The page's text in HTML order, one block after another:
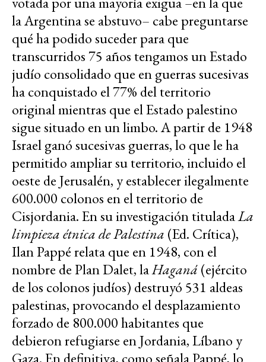
la Argentina se abstuvo– cabe preguntarse
qué ha podido suceder para que
transcurridos 75 años tengamos un Estado
judío consolidado que en guerras sucesivas
ha conquistado el 77% del territorio
original mientras que el Estado palestino
sigue situado en un limbo. A partir de 1948
Israel ganó sucesivas guerras, lo que le ha
permitido ampliar su territorio, incluido el
oeste de Jerusalén, y establecer ilegalmente
600.000 colonos en el territorio de
Cisjordania. En su investigación tituladaLa
limpieza étnica de Palestina (Ed. Crítica),
Ilan Pappé relata que en 1948, con el
nombre de Plan Dalet, laHaganá(ejército
de los colonos judíos) destruyó 531 aldeas
palestinas, provocando el desplazamiento
forzado de 800.000 habitantes que
debieron refugiarse en Jordania, Líbano y
Gaza. En definitiva, como señala Pappé, lo